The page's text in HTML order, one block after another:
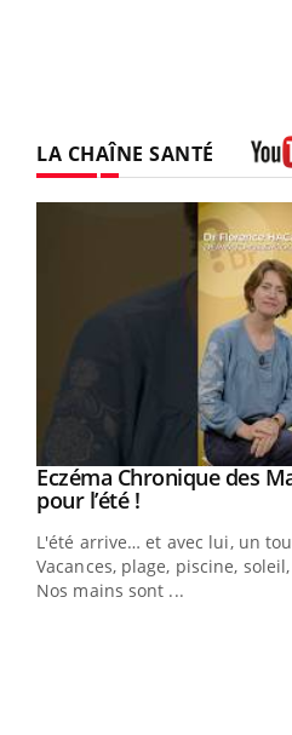
LA CHAÎNE SANTÉ
Youtube
Eczéma Chronique des
pour l’été !Youtube
L'été arrive… et avec lui, un
Vacances, plage, piscine,
Nos mains sont ...